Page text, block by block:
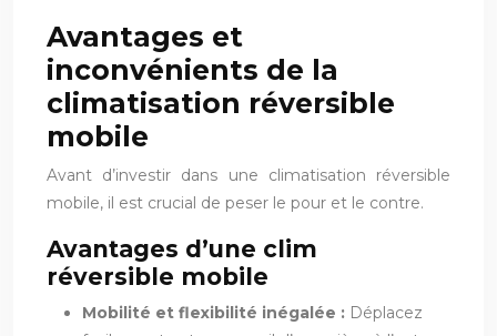
Avantages et
inconvénients de la
climatisation réversible
mobile
Avant d’investir dans une climatisation réversible
mobile, il est crucial de peser le pour et le contre.
Avantages d’une clim
réversible mobile
Mobilité et flexibilité inégalée : Déplacez